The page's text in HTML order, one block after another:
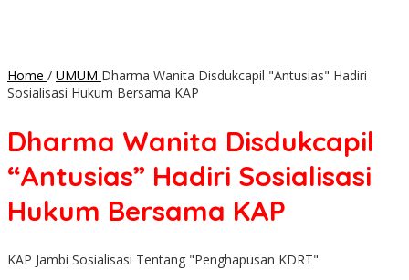
Home / UMUM Dharma Wanita Disdukcapil "Antusias" Hadiri
Sosialisasi Hukum Bersama KAP
Dharma Wanita Disdukcapil
“Antusias” Hadiri Sosialisasi
Hukum Bersama KAP
KAP Jambi Sosialisasi Tentang "Penghapusan KDRT"